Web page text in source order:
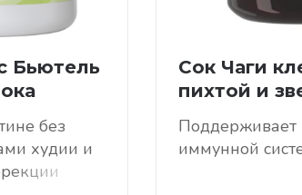
Бьютель
без
худии и
Сок Чаги
пихтой и
Поддерживает
иммунной